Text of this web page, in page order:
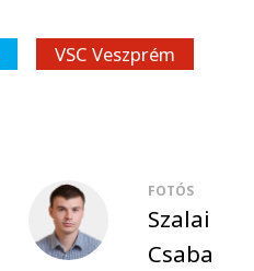
VSC Veszprém
FOTÓS
Szalai
Csaba